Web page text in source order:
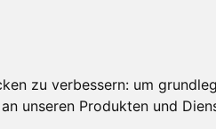
unseren Produkten und